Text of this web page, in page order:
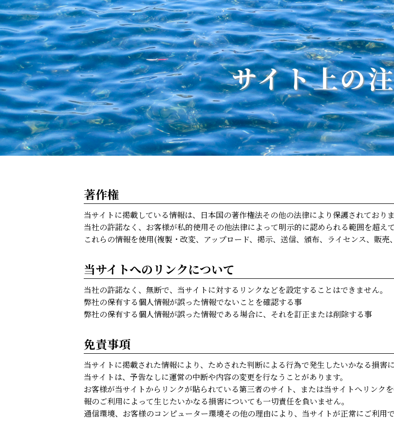
サイト上の
著作権
当サイトに掲載している情報は、日本国の著作権法その他の法律により保護されておりま
当社の許諾なく、お客様が私的使用その他法律によって明示的に認められる範囲を超えて
これらの情報を使用(複製・改変、アップロード、掲示、送信、頒布、ライセンス、販
当サイトへのリンクについて
当社の許諾なく、無断で、当サイトに対するリンクなどを設定することはできません。
弊社の保有する個人情報が誤った情報でないことを確認する事
弊社の保有する個人情報が誤った情報である場合に、それを訂正または削除する事
免責事項
当サイトに掲載された情報により、ためされた判断による行為で発生したいかなる損害
当サイトは、予告なしに運営の中断や内容の変更を行なうことがあります。
お客様が当サイトからリンクが貼られている第三者のサイト、または当サイトへリンク
報のご利用によって生じたいかなる損害についても一切責任を負いません。
通信環境、お客様のコンピューター環境その他の理由により、当サイトが正常にご利用